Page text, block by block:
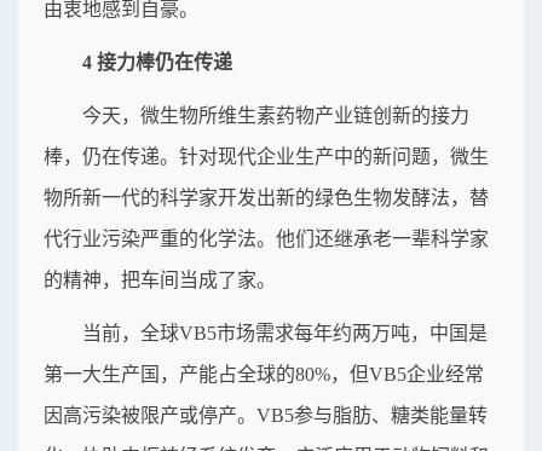
由衷地感到自豪。
4 接力棒仍在传递
今天，微生物所维生素药物产业链创新的接力
棒，仍在传递。针对现代企业生产中的新问题，微生
物所新一代的科学家开发出新的绿色生物发酵法，替
代行业污染严重的化学法。他们还继承老一辈科学家
的精神，把车间当成了家。
当前，全球VB5市场需求每年约两万吨，中国是
第一大生产国，产能占全球的80%，但VB5企业经常
因高污染被限产或停产。VB5参与脂肪、糖类能量转